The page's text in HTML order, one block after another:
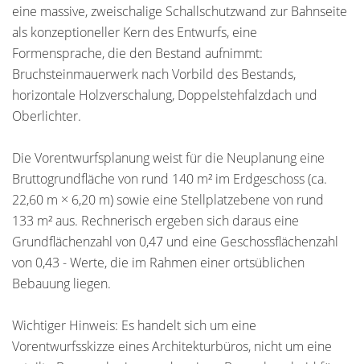
eine massive, zweischalige Schallschutzwand zur Bahnseite
als konzeptioneller Kern des Entwurfs, eine
Formensprache, die den Bestand aufnimmt:
Bruchsteinmauerwerk nach Vorbild des Bestands,
horizontale Holzverschalung, Doppelstehfalzdach und
Oberlichter.
Die Vorentwurfsplanung weist für die Neuplanung eine
Bruttogrundfläche von rund 140 m² im Erdgeschoss (ca.
22,60 m × 6,20 m) sowie eine Stellplatzebene von rund
133 m² aus. Rechnerisch ergeben sich daraus eine
Grundflächenzahl von 0,47 und eine Geschossflächenzahl
von 0,43 - Werte, die im Rahmen einer ortsüblichen
Bebauung liegen.
Wichtiger Hinweis: Es handelt sich um eine
Vorentwurfsskizze eines Architekturbüros, nicht um eine